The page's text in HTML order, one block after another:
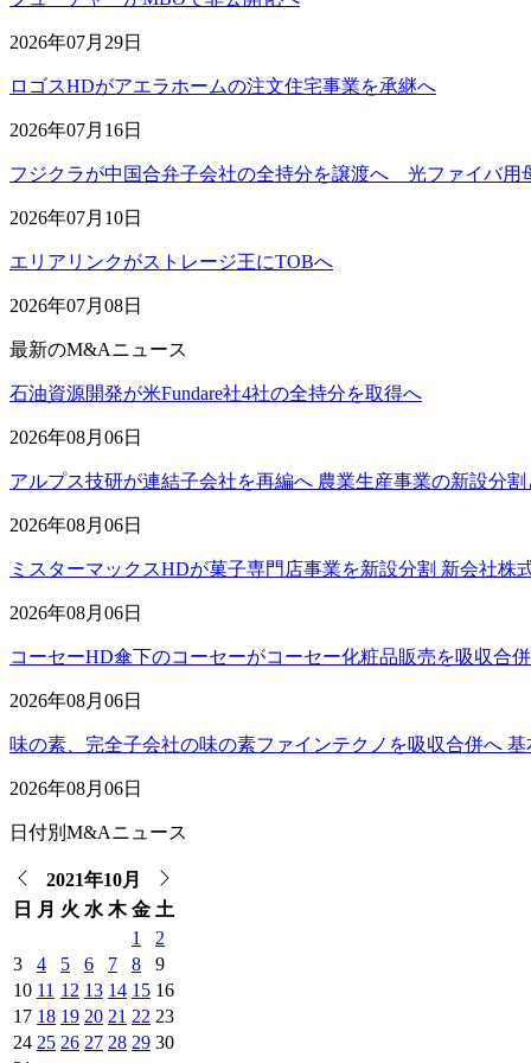
2026年07月29日
ロゴスHDがアエラホームの注文住宅事業を承継へ
2026年07月16日
フジクラが中国合弁子会社の全持分を譲渡へ 光ファイバ用
2026年07月10日
エリアリンクがストレージ王にTOBへ
2026年07月08日
最新のM&Aニュース
石油資源開発が米Fundare社4社の全持分を取得へ
2026年08月06日
アルプス技研が連結子会社を再編へ 農業生産事業の新設分
2026年08月06日
ミスターマックスHDが菓子専門店事業を新設分割 新会社株
2026年08月06日
コーセーHD傘下のコーセーがコーセー化粧品販売を吸収合
2026年08月06日
味の素、完全子会社の味の素ファインテクノを吸収合併へ
2026年08月06日
日付別M&Aニュース
2021年10月
日 月 火 水 木 金 土
1
2
3
4 5 6 7 8
9
10 11 12 13 14 15 16
17 18 19 20 21 22 23
24 25 26 27 28 29 30